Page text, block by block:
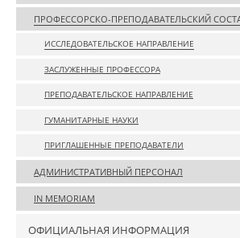
ПРОФЕССОРСКО-ПРЕПОДАВАТЕЛЬСКИЙ
ИССЛЕДОВАТЕЛЬСКОЕ НАПРАВЛЕНИЕ
ЗАСЛУЖЕННЫЕ ПРОФЕССОРА
ПРЕПОДАВАТЕЛЬСКОЕ НАПРАВЛЕНИЕ
ГУМАНИТАРНЫЕ НАУКИ
ПРИГЛАШЕННЫЕ ПРЕПОДАВАТЕЛИ
АДМИНИСТРАТИВНЫЙ ПЕРСОНАЛ
IN MEMORIAM
ОФИЦИАЛЬНАЯ ИНФОРМАЦИЯ